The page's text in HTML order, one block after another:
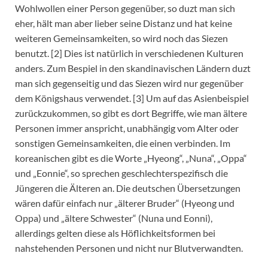
Wohlwollen einer Person gegenüber, so duzt man sich
eher, hält man aber lieber seine Distanz und hat keine
weiteren Gemeinsamkeiten, so wird noch das Siezen
benutzt. [2] Dies ist natürlich in verschiedenen Kulturen
anders. Zum Bespiel in den skandinavischen Ländern duzt
man sich gegenseitig und das Siezen wird nur gegenüber
dem Königshaus verwendet. [3] Um auf das Asienbeispiel
zurückzukommen, so gibt es dort Begriffe, wie man ältere
Personen immer anspricht, unabhängig vom Alter oder
sonstigen Gemeinsamkeiten, die einen verbinden. Im
koreanischen gibt es die Worte „Hyeong“, „Nuna“, „Oppa“
und „Eonnie“, so sprechen geschlechterspezifisch die
Jüngeren die Älteren an. Die deutschen Übersetzungen
wären dafür einfach nur „älterer Bruder“ (Hyeong und
Oppa) und „ältere Schwester“ (Nuna und Eonni),
allerdings gelten diese als Höflichkeitsformen bei
nahstehenden Personen und nicht nur Blutverwandten.